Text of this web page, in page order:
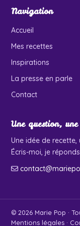
Navigation
Accueil
Mes recettes
Inspirations
La presse en parle
Contact
Une question,
Une idée de
Écris-moi, je
© 2026 Marie Pop ·
Mentions légales ·